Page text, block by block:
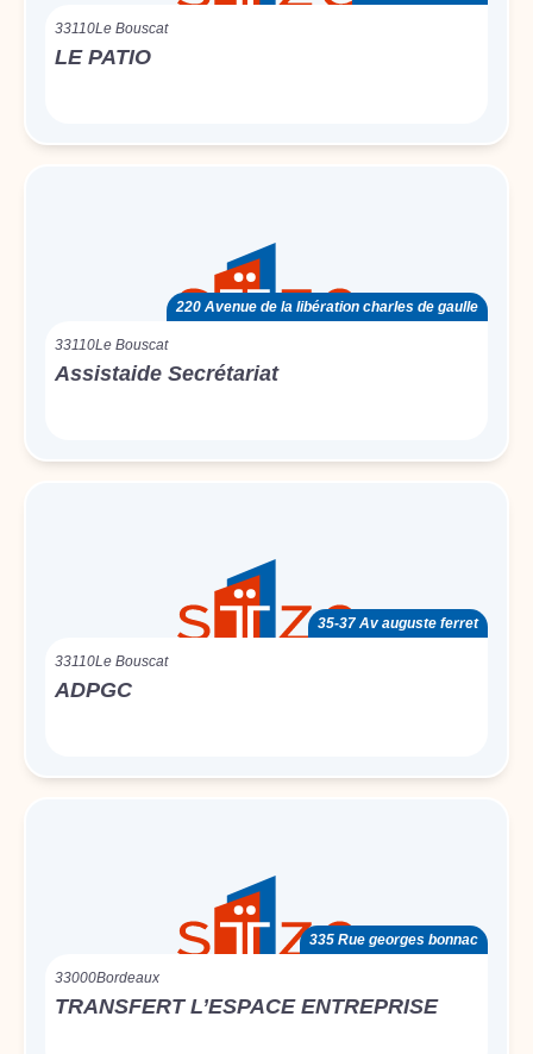
33110Le Bouscat
LE PATIO
220 Avenue de la libération charles de gaulle
33110Le Bouscat
Assistaide Secrétariat
35-37 Av auguste ferret
33110Le Bouscat
ADPGC
335 Rue georges bonnac
33000Bordeaux
TRANSFERT L’ESPACE ENTREPRISE